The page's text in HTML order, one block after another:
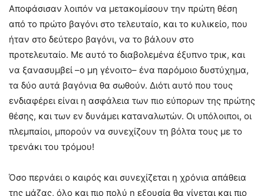
Αποφάσισαν λοιπόν να μετακομίσουν την πρώτη θέση
από το πρώτο βαγόνι στο τελευταίο, και το κυλικείο, που
ήταν στο δεύτερο βαγόνι, να το βάλουν στο
προτελευταίο. Με αυτό το διαβολεμένα έξυπνο τρικ, και
να ξανασυμβεί –ο μη γένοιτο– ένα παρόμοιο δυστύχημα,
τα δύο αυτά βαγόνια θα σωθούν. Διότι αυτό που τους
ενδιαφέρει είναι η ασφάλεια των πιο εύπορων της πρώτης
θέσης, και των εν δυνάμει καταναλωτών. Οι υπόλοιποι, οι
πλεμπαίοι, μπορούν να συνεχίζουν τη βόλτα τους με το
τρενάκι του τρόμου!
Όσο περνάει ο καιρός και συνεχίζεται η χρόνια απάθεια
της μάζας, όλο και πιο πολύ η εξουσία θα γίνεται και πιο